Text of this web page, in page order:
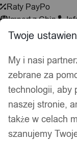
Raty PayPo
Import z Chin
Wyszukiwarka
produktów
Hej, zaloguj się!
Akcesoria
Psy i koty
Twoje
My i nasi
zebrane za
technologii, aby
naszej stronie,
także w celach
szanujemy